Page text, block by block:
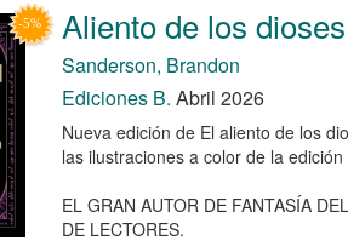
Aliento de los
Sanderson, Brandon
Ediciones B. Abril 2026
Nueva edición de El aliento de los
las ilustraciones a color de la
EL GRAN AUTOR DE FANTASÍA
DE LECTORES.